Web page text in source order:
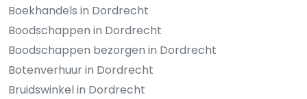
Boekhandels in Dordrecht
Boodschappen in Dordrecht
Boodschappen bezorgen in Dordrecht
Botenverhuur in Dordrecht
Bruidswinkel in Dordrecht